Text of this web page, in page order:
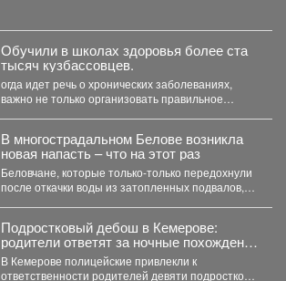
Обучили в школах здоровья более ста
тысяч кузбассовцев.
огда идет речь о хронических заболеваниях,
важно не только организовать правильное
В многострадальном Белове возникла
новая напасть – что на этот раз
Беловчане, которые только-только передохнули
после откачки воды из затопленных подвалов,
Подростковый дебош в Кемерове:
родители ответят за ночные похождения
детей
В Кемерове полицейские привлекли к
ответственности родителей девяти подростков.